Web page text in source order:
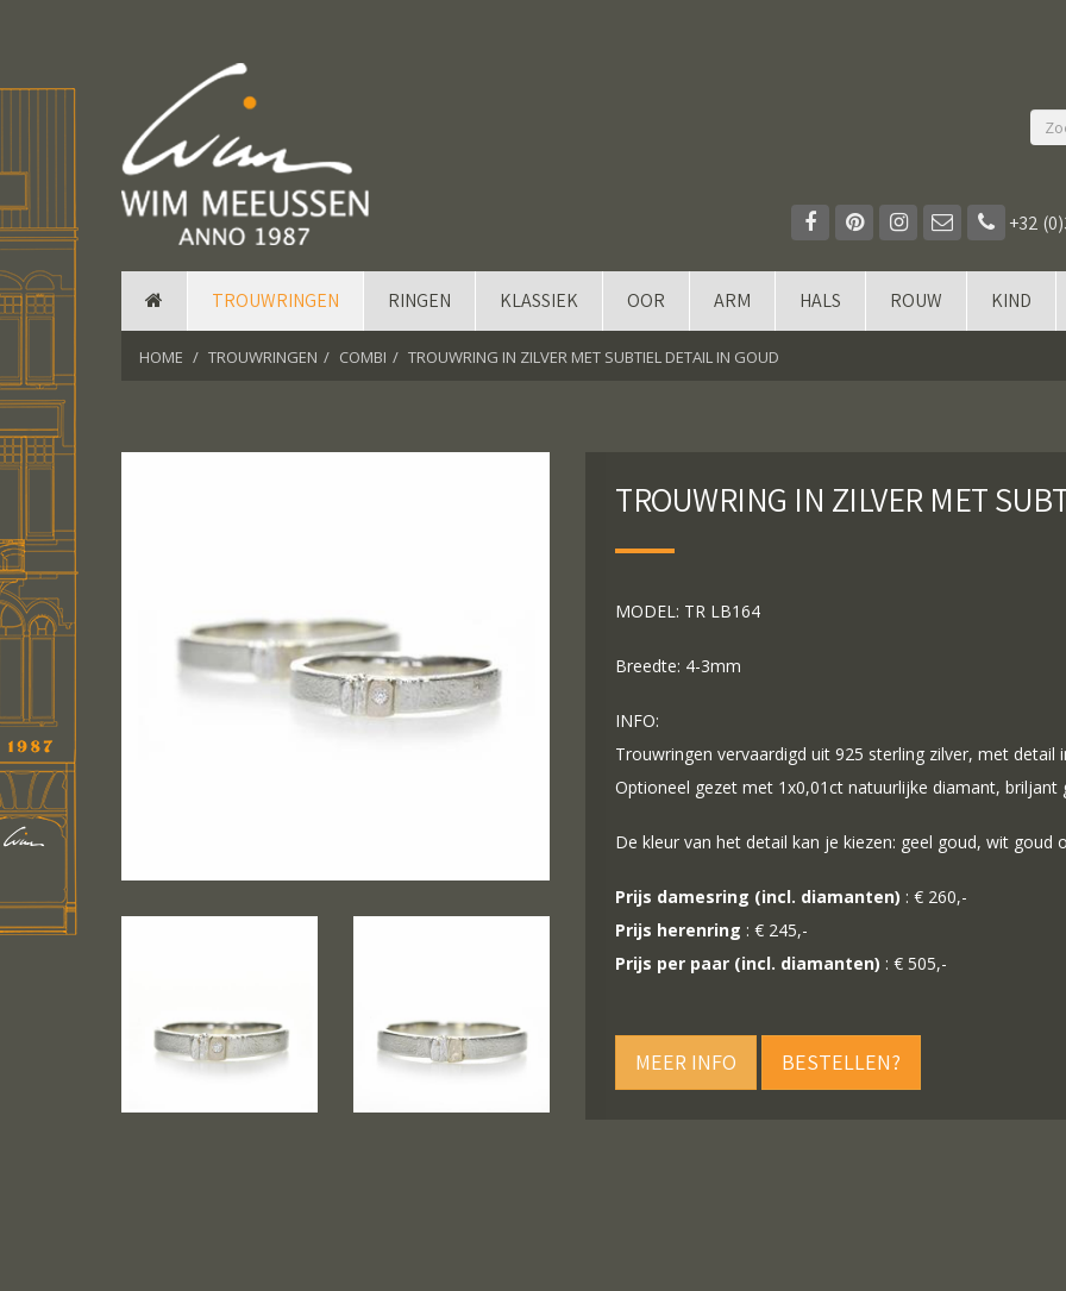
+32
TROUWRINGEN RINGEN KLASSIEK OOR ARM HALS ROUW KIND
HOME TROUWRINGEN COMBI TROUWRING IN ZILVER MET SUBTIEL DETAIL IN GOUD
TROUWRING IN ZILVER MET
MODEL: TR LB164
Breedte: 4-3mm
INFO:
Trouwringen vervaardigd uit 925 sterling zilver, met detail
Optioneel gezet met 1x0,01ct natuurlijke diamant, briljant
De kleur van het detail kan je kiezen: geel goud, wit goud
Prijs damesring (incl. diamanten) : € 260,-
Prijs herenring : € 245,-
Prijs per paar (incl. diamanten) : € 505,-
MEER INFO BESTELLEN?